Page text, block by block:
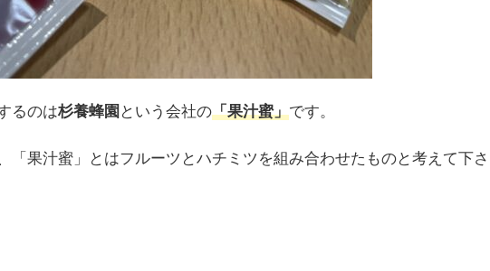
るのは杉養蜂園 という会社の「果汁蜜」です。
「果汁蜜」とはフルーツとハチミツを組み合わせたものと考えて下さ